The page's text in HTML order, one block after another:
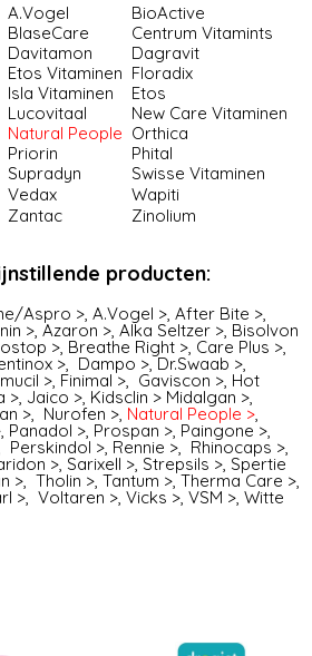
A.Vogel
BioActive
BlaseCare
Centrum Vitamints
Davitamon
Dagravit
Etos Vitaminen Floradix
Isla Vitaminen
Etos
Lucovitaal
New Care Vitaminen
Natural People Orthica
Priorin
Phital
Supradyn
Swisse Vitaminen
Vedax
Wapiti
Zantac Zinolium
producten:
Aspro > ,A.Vogel > ,After Bite >
> ,Azaron > ,Alka Seltzer > Bisolvon
> Breathe Right > Care Plus >
> Dampo >,Dr.Swaab >
> Finimal > Gaviscon > Hot
> Jaico > Kidsclin > Midalgan >
> Nurofen >, Natural People >
Panadol > Prospan > Paingone >
Perskindol > Rennie > Rhinocaps >
> Sarixell > Strepsils > Spertie
> ,Tholin > ,Tantum >,Therma Care >
> ,Voltaren > ,Vicks > ,VSM > ,Witte